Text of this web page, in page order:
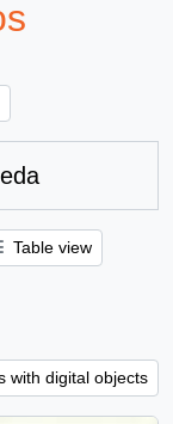
Table view
with digital objects